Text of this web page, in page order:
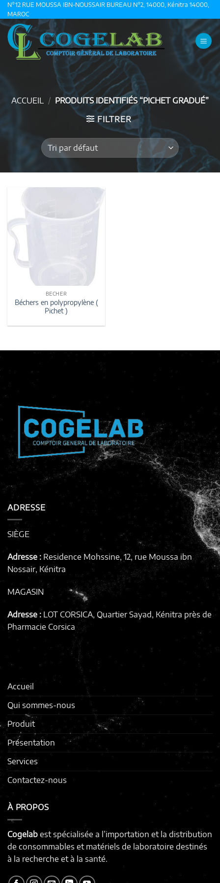
Passer
au
contenu
N°12 RUE MOUSSA IBN-NOUSSAIR BUREAU N°2, 14000, Kénitra 14000,
MAROC
ACCUEIL / PRODUITS IDENTIFIÉS “PICHET GRADUÉ”
FILTRER
BECHER
Béchers en polypropylène (
Pichet )
ADRESSE
SIÈGE
Adresse : Residence Mohssine, 12, rue Moussa ibn
Nossair, Kénitra
MAGASIN
Adresse : LOT CORSICA, Quartier Sayad, Kénitra près de
Pharmacie Corsica
Accueil
Qui sommes-nous
Produit
Présentation
Services
Contactez-nous
À PROPOS
Cogelab est spécialisée a l’importation et la distribution
de consommables et matériels de laboratoire destinés
à la recherche et à la santé.